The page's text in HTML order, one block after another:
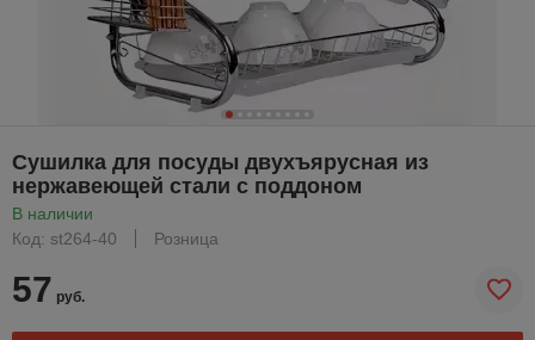
Сушилка для посуды двухъярусная из
нержавеющей стали с поддоном
В наличии
Код: st264-40
Розница
57 руб.